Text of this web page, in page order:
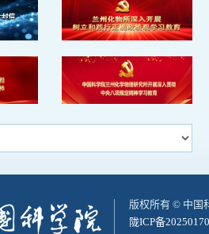
版权所有 © 中国
陇ICP备